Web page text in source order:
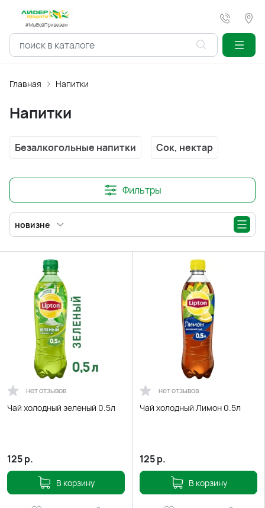
#МыВсёПривезем
Главная Напитки
Напитки
Безалкогольные напитки Сок, нектар
Фильтры
новизне
нет отзывов
Чай холодный зеленый 0.5л
125р.
В корзину
нет отзывов
Чай холодный Лимон 0.5л
125р.
В корзину